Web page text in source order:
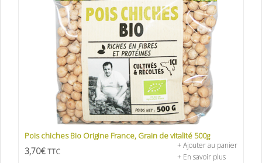
Pois chiches Bio Origine France, Grain de vitalité 500g
3,70€ TTC
+ Ajouter au panier
+ En savoir plus